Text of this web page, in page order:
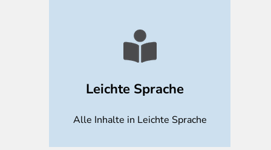
Leichte Sprache
Alle Inhalte in Leichte Sprache